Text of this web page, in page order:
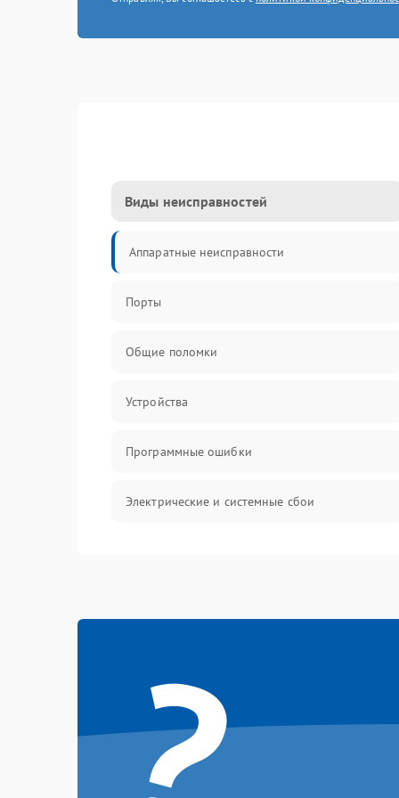
Виды неисправностей
Аппаратные неисправности
Порты
Общие поломки
Устройства
Программные ошибки
Электрические и системные сбои
Система охлаждения